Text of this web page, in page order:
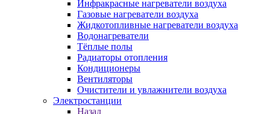
Инфракрасные нагреватели воздуха
Газовые нагреватели воздуха
Жидкотопливные нагреватели воздуха
Водонагреватели
Тёплые полы
Радиаторы отопления
Кондиционеры
Вентиляторы
Очистители и увлажнители воздуха
Электростанции
Назад